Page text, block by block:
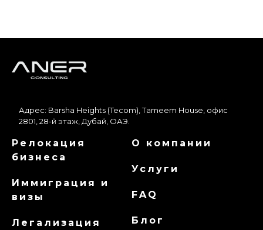
Адрес: Barsha Heights (Tecom), Tameem House, офис
2801, 28-й этаж, Дубай, ОАЭ.
Релокация
бизнеса
Иммиграция и
визы
Легализация
О компании
Услуги
FAQ
Блог